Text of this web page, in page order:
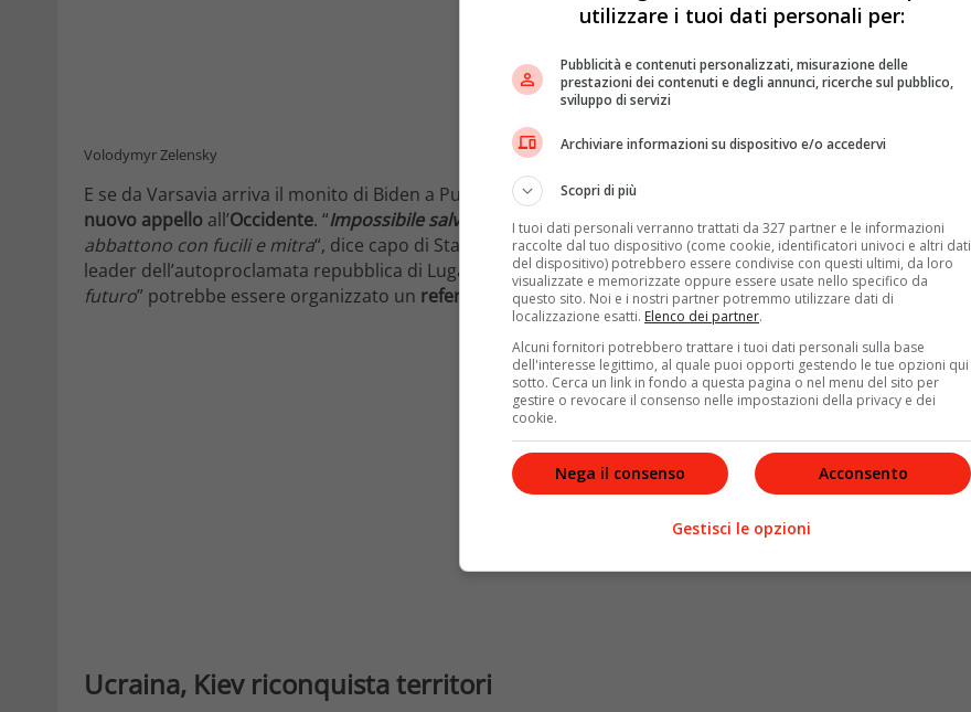
Volodymyr Zelensky
E se da Varsavia arriva il monito di Biden a Putin, da Kiev il presidente
nuovo appello all’Occidente. “Impossibile salvare Mariupol senza altritankeaerei, i missili russi non si
abbattono con fucili e mitra“, dice capo di Stato dell’Ucraina in un nuovo video. Nel Donbass, intanto, il
leader dell’autoproclamata repubblica di Lugansk,
Leonid Pasechnik, ha detto che “in un prossimo
futuro” potrebbe essere organizzato un referendumper decidere l’annessioneallaRussia.
Ucraina, Kiev riconquista territori
utilizzare i tuoi dati personali per:
Pubblicità e contenuti personalizzati, misurazione delle
prestazioni dei contenuti e degli annunci, ricerche sul pubblico,
sviluppo di servizi
Archiviare informazioni su dispositivo e/o accedervi
Scopri di più
I tuoi dati personali verranno trattati da 327 partner e le informazioni
raccolte dal tuo dispositivo (come cookie, identificatori univoci e altri dati
del dispositivo) potrebbero essere condivise con questi ultimi, da loro
visualizzate e memorizzate oppure essere usate nello specifico da
questo sito. Noi e i nostri partner potremmo utilizzare dati di
localizzazione esatti. Elenco dei partner.
Alcuni fornitori potrebbero trattare i tuoi dati personali sulla base
dell'interesse legittimo, al quale puoi opporti gestendo le tue opzioni qui
sotto. Cerca un link in fondo a questa pagina o nel menu del sito per
gestire o revocare il consenso nelle impostazioni della privacy e dei
cookie.
Acconsento
Nega il consenso
Gestisci le opzioni